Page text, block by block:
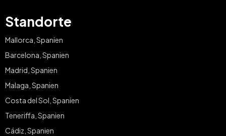
Standorte
Mallorca, Spanien
Barcelona, Spanien
Madrid, Spanien
Malaga, Spanien
Costa del Sol, Spanien
Teneriffa, Spanien
Cádiz, Spanien